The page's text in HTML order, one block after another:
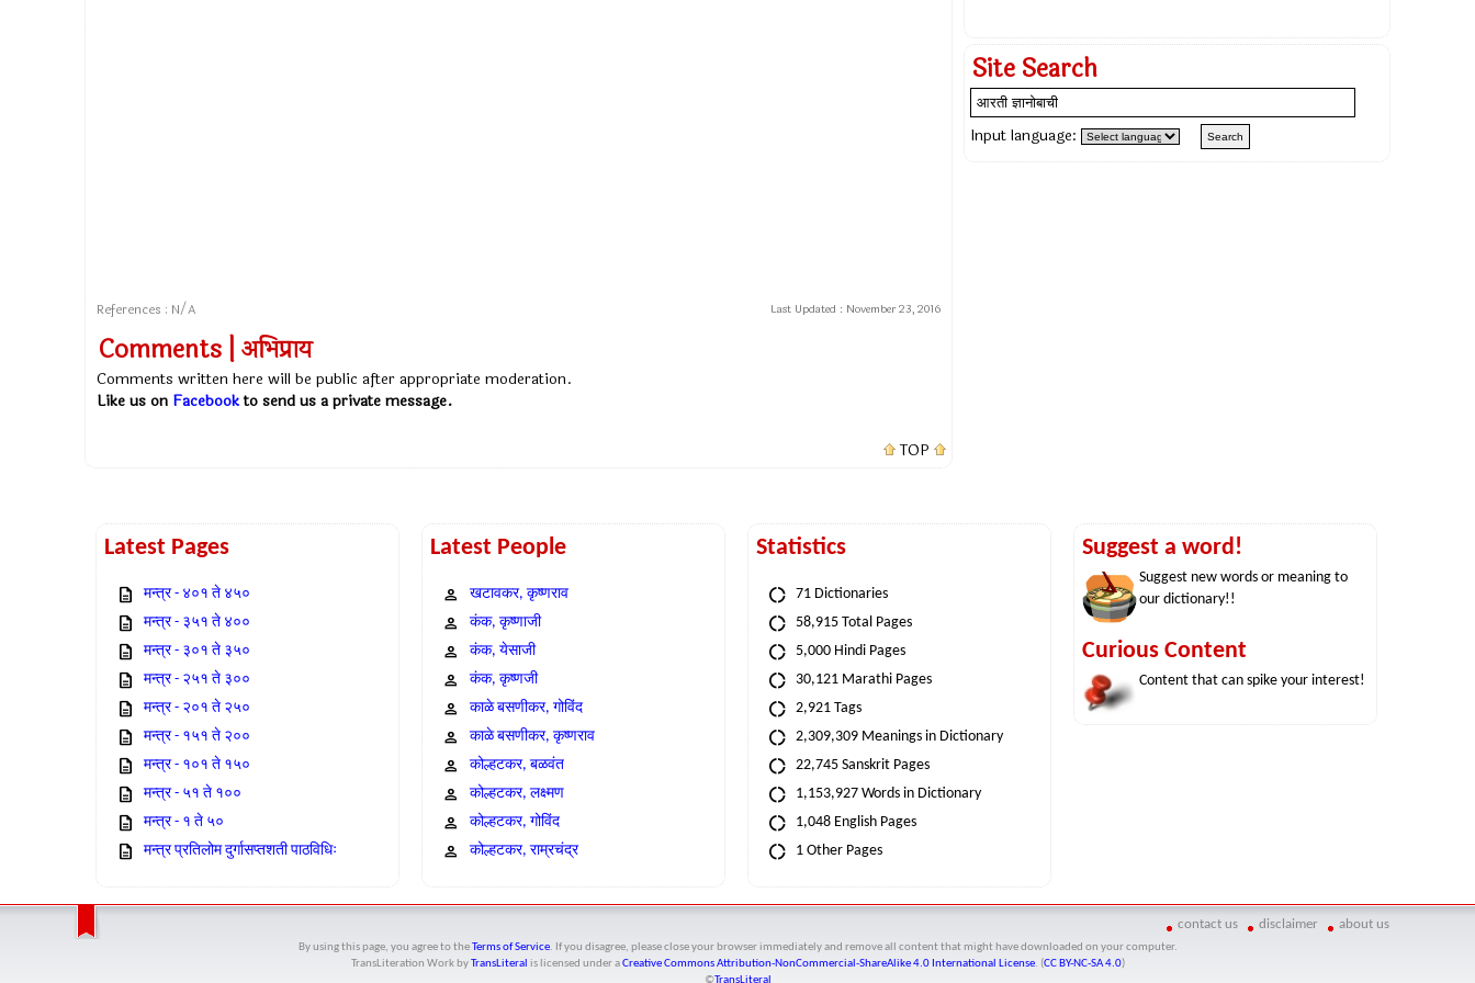
References : N/A Last Updated : November 23, 2016
Comments | अभिप्राय
Comments written here will be public after appropriate moderation.
Like us on Facebookto send us a private message.
TOP
Site Search
Input language:
Latest Pages
मन्त्र - ४०१ ते ४५०
मन्त्र - ३५१ ते ४००
मन्त्र - ३०१ ते ३५०
मन्त्र - २५१ ते ३००
मन्त्र - २०१ ते २५०
मन्त्र - १५१ ते २००
मन्त्र - १०१ ते १५०
मन्त्र - ५१ ते १००
मन्त्र - १ ते ५०
मन्त्र प्रतिलोम दुर्गासप्तशती पाठविधिः
Latest People
खटावकर, कृष्णराव
कंक, कृष्णाजी
कंक, येसाजी
कंक, कृष्णजी
काळे बसणीकर, गोविंद
काळे बसणीकर, कृष्णराव
कोल्हटकर, बळवंत
कोल्हटकर, लक्ष्मण
कोल्हटकर, गोविंद
कोल्हटकर, राम्रचंद्र
Statistics
71 Dictionaries
58,915 Total Pages
5,000 Hindi Pages
30,121 Marathi Pages
2,921 Tags
2,309,309 Meanings in Dictionary
22,745 Sanskrit Pages
1,153,927 Words in Dictionary
1,048 English Pages
1 Other Pages
Suggest a word!
Suggest new words or meaning to
our dictionary!!
Curious Content
Content that can spike your interest!
contact us disclaimer about us
By using this page, you agree to the Terms of Service. If you disagree, please close your browser immediately and remove all content that might have downloaded on your computer.
TransLiteration Workby TransLiteral is licensed under aCreative Commons Attribution-NonCommercial-ShareAlike 4.0 International License. (CC BY-NC-SA 4.0)